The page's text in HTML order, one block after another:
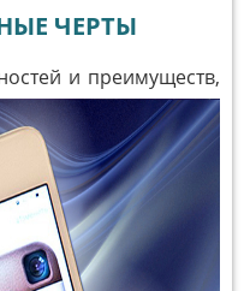
ЧЕРТЫ
и преимуществ,